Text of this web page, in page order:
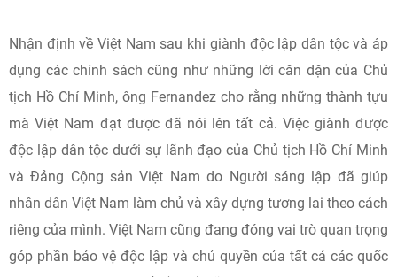
Nhận định về Việt Nam sau khi giành độc lập dân tộc và áp
dụng các chính sách cũng như những lời căn dặn của Chủ
tịch Hồ Chí Minh, ông Fernandez cho rằng những thành tựu
mà Việt Nam đạt được đã nói lên tất cả. Việc giành được
độc lập dân tộc dưới sự lãnh đạo của Chủ tịch Hồ Chí Minh
và Đảng Cộng sản Việt Nam do Người sáng lập đã giúp
nhân dân Việt Nam làm chủ và xây dựng tương lai theo cách
riêng của mình. Việt Nam cũng đang đóng vai trò quan trọng
góp phần bảo vệ độc lập và chủ quyền của tất cả các quốc